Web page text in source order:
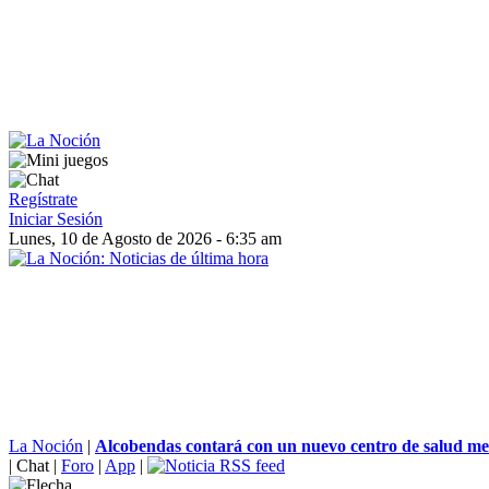
Regístrate
Iniciar Sesión
Lunes, 10 de Agosto de 2026 - 6:35 am
La Noción | Alcobendas contará con un nuevo centro de salud
| Chat | Foro | App |